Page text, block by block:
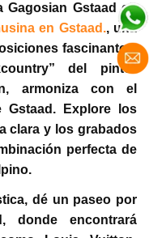
Gagosian Gstaad en
en Gstaad., una
fascinantes.
del pintor
armoniza con el
Gstaad. Explore los
clara y los grabados
perfecta de
dé un paseo por
donde encontrará